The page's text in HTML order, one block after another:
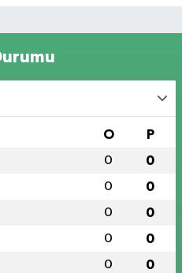
O P
0 0
0 0
0 0
0 0
0 0